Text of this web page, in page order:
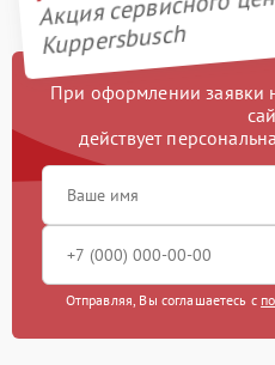
Замена одной горелки
Замена насоса
Замена жерновов
Чистка жиклера
Kuppersbusch
При оформлении заявки
действует
Отправляя, Вы соглашаетесь с